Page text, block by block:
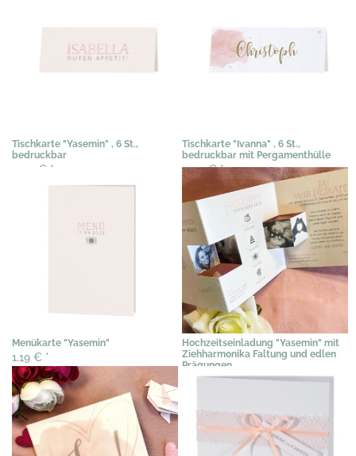
Tischkarte "Yasemin" , 6 St.,
bedruckbar
0,50 € *
Tischkarte "Ivanna" , 6 St.,
bedruckbar mit Pergamenthülle
0,50 €*
Menükarte "Yasemin"
1,19 € *
Hochzeitseinladung "Yasemin" mit
Ziehharmonika Faltung und edlen
Prägungen
1,79 €*